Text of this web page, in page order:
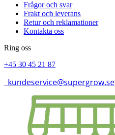
Frågor och svar
Frakt och leverans
Retur och reklamationer
Kontakta oss
Ring oss
+45 30 45 21 87
kundeservice@supergrow.se